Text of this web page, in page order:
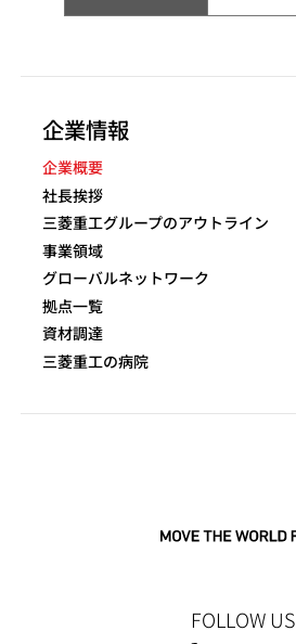
企業情報
企業概要
社長挨拶
三菱重工グループのアウトライン
事業領域
グローバルネットワーク
拠点一覧
資材調達
三菱重工の病院
FOLLOW US